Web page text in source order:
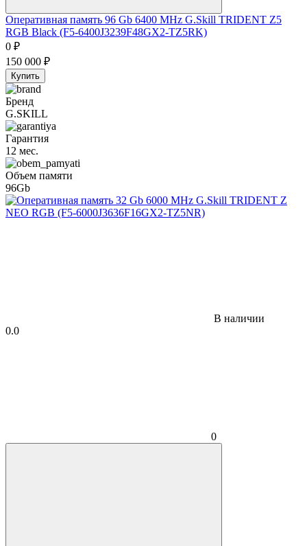
Оперативная память 96 Gb 6400 MHz G.Skill TRIDENT Z5
RGB Black (F5-6400J3239F48GX2-TZ5RK)
0 ₽
150 000 ₽
Купить
Бренд
G.SKILL
Гарантия
12 мес.
Объем памяти
96Gb
В наличии
0.0
0